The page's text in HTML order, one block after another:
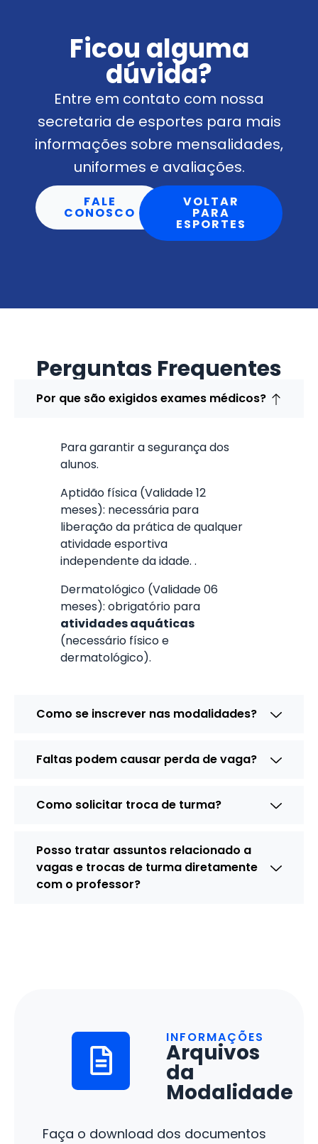
Ficou alguma
dúvida?
Entre em contato com nossa
secretaria de esportes para mais
informações sobre mensalidades,
uniformes e avaliações.
FALE
CONOSCO
VOLTAR
PARA
ESPORTES
Perguntas Frequentes
Por que são exigidos exames médicos?
Para garantir a segurança dos
alunos.
Aptidão física (Validade 12
meses): necessária para
liberação da prática de qualquer
atividade esportiva
independente da idade. .
Dermatológico (Validade 06
meses): obrigatório para
atividades aquáticas
(necessário físico e
dermatológico).
Como se inscrever nas modalidades?
Faltas podem causar perda de vaga?
Como solicitar troca de turma?
Posso tratar assuntos relacionado a
vagas e trocas de turma diretamente
com o professor?
INFORMAÇÕES
Arquivos
da
Modalidade
Faça o download dos documentos